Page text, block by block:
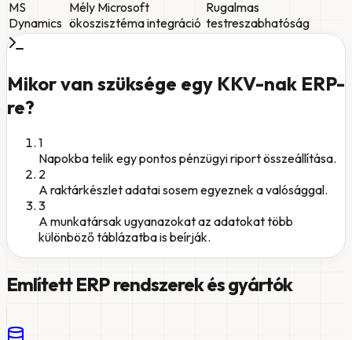
MS
Dynamics
Mély Microsoft
ökoszisztéma integráció
Rugalmas
testreszabhatóság
Mikor van szüksége egy KKV-nak ERP-
re?
1
Napokba telik egy pontos pénzügyi riport összeállítása.
2
A raktárkészlet adatai sosem egyeznek a valósággal.
3
A munkatársak ugyanazokat az adatokat több
különböző táblázatba is beírják.
Említett ERP rendszerek és gyártók